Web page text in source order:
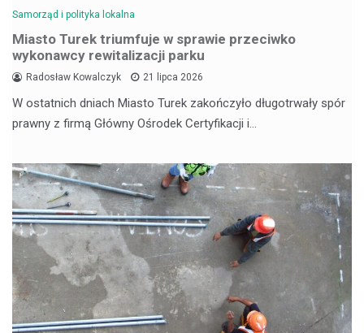
Samorząd i polityka lokalna
Miasto Turek triumfuje w sprawie przeciwko
wykonawcy rewitalizacji parku
Radosław Kowalczyk 21 lipca 2026
W ostatnich dniach Miasto Turek zakończyło długotrwały spór
prawny z firmą Główny Ośrodek Certyfikacji i…